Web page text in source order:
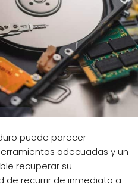
puede parecer
adecuadas y un
recuperar su
de recurrir de inmediato a